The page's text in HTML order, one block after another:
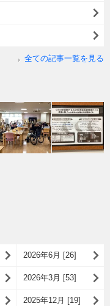
全ての記事一覧を見る
2026年6月 [26]
2026年3月 [53]
2025年12月 [19]